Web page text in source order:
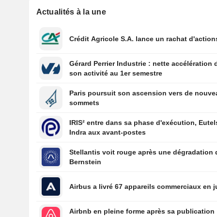
Actualités à la une
Crédit Agricole S.A. lance un rachat
Gérard Perrier Industrie : nette accélération
son activité au 1er semestre
Paris poursuit son ascension vers de
sommets
IRIS² entre dans sa phase d'exécution,
Indra aux avant-postes
Stellantis voit rouge après une dégradation
Bernstein
Airbus a livré 67 appareils commerciaux en
Airbnb en pleine forme après sa publication